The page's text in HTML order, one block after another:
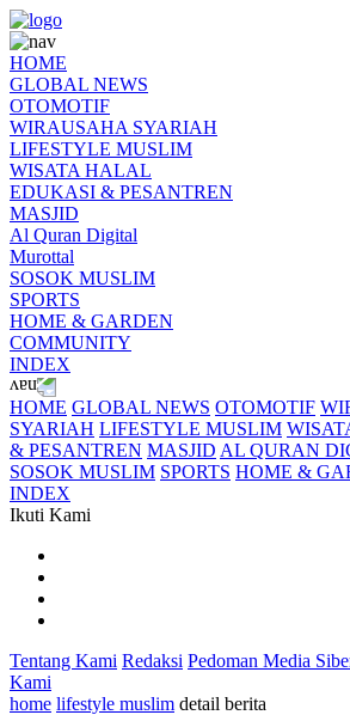
HOME
GLOBAL NEWS
OTOMOTIF
WIRAUSAHA SYARIAH
LIFESTYLE MUSLIM
WISATA HALAL
EDUKASI & PESANTREN
MASJID
Al Quran Digital
Murottal
SOSOK MUSLIM
SPORTS
HOME & GARDEN
COMMUNITY
INDEX
HOME GLOBAL NEWS OTOMOTIF
SYARIAH LIFESTYLE MUSLIM
& PESANTREN MASJID AL QURAN
SOSOK MUSLIM SPORTS HOME &
INDEX
Ikuti Kami
Tentang Kami Redaksi Pedoman Media
Kami
home lifestyle muslim detail berita